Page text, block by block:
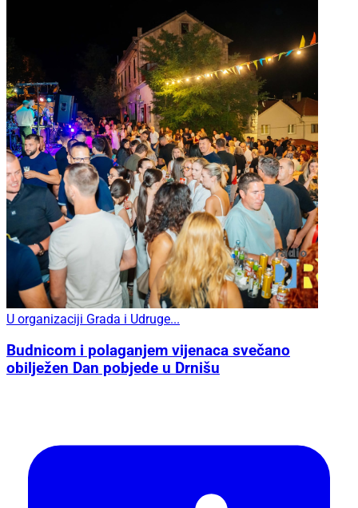
U organizaciji Grada i Udruge...
Budnicom i polaganjem vijenaca svečano
obilježen Dan pobjede u Drnišu